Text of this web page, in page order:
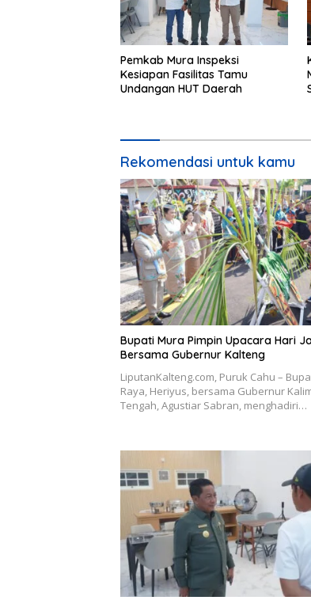
Pemkab Mura Inspeksi
Kesiapan Fasilitas Tamu
Undangan HUT Daerah
Rekomendasi untuk kamu
Bupati Mura Pimpin Upacara Hari
Bersama Gubernur Kalteng
LiputanKalteng.com, Puruk Cahu –
Raya, Heriyus, bersama Gubernur
Tengah, Agustiar Sabran, menghadiri…